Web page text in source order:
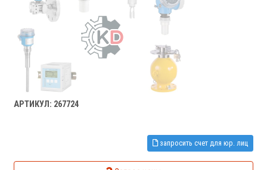
АРТИКУЛ: 267724
запросить счет для юр. лиц